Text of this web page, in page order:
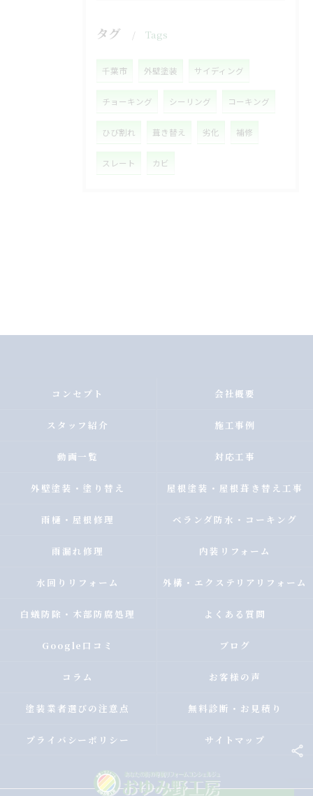
タグ Tags
千葉市 外壁塗装 サイディング
チョーキング シーリング コーキング
ひび割れ 葺き替え 劣化 補修
スレート カビ
コンセプト 会社概要
スタッフ紹介 施工事例
動画一覧 対応工事
外壁塗装・塗り替え 屋根塗装・屋根葺き替え工事
雨樋・屋根修理 ベランダ防水・コーキング
雨漏れ修理 内装リフォーム
水回りリフォーム 外構・エクステリアリフォーム
白蟻防除・木部防腐処理 よくある質問
Google口コミ ブログ
コラム お客様の声
塗装業者選びの注意点 無料診断・お見積り
プライバシーポリシー サイトマップ